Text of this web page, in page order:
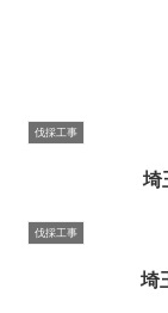
伐採工事
埼
伐採工事
埼